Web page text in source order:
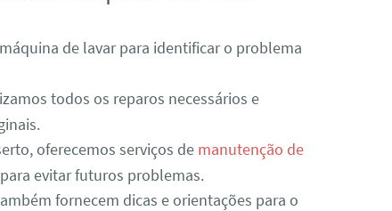
de lavar para identificar o problema
todos os reparos necessários e
oferecemos serviços de manutenção de
evitar futuros problemas.
fornecem dicas e orientações para o